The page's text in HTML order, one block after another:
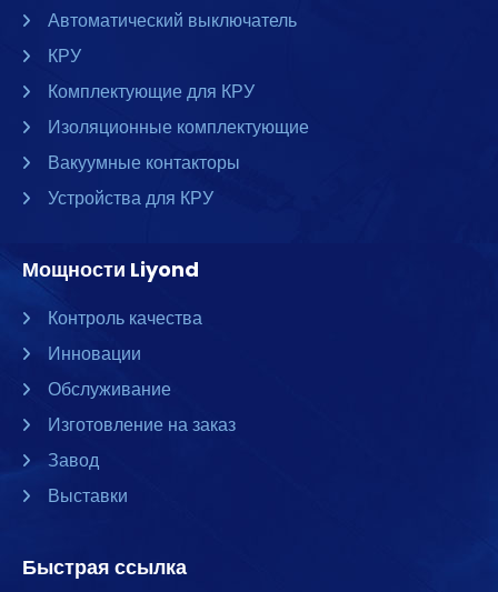
Автоматический выключатель
КРУ
Комплектующие для КРУ
Изоляционные комплектующие
Вакуумные контакторы
Устройства для КРУ
Мощности Liyond
Контроль качества
Инновации
Обслуживание
Изготовление на заказ
Завод
Выставки
Быстрая ссылка